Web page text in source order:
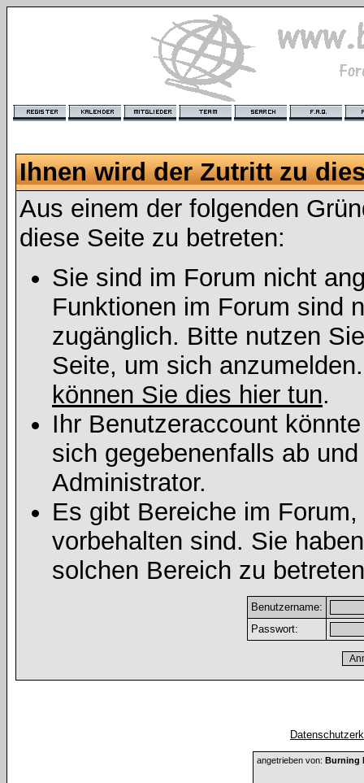
Ihnen wird der Zutritt zu
Aus einem der folgenden
diese Seite zu betreten:
Sie sind im Forum nicht
Funktionen im Forum sind
zugänglich. Bitte nutzen
Seite, um sich
können Sie dies hier tun.
Ihr Benutzeraccount
sich gegebenenfalls ab
Administrator.
Es gibt Bereiche im
vorbehalten sind. Sie
solchen Bereich zu
Benutzername:
Passwort:
angetrieben von: Burning